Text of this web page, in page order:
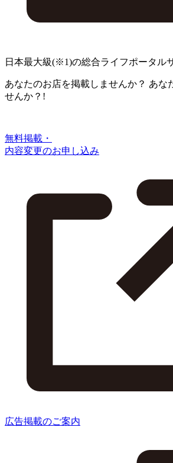
日本最大級(※1)の総合ライフポータル
あなたのお店を掲載しませんか？ あな
せんか？!
無料掲載・
内容変更のお申し込み
広告掲載のご案内